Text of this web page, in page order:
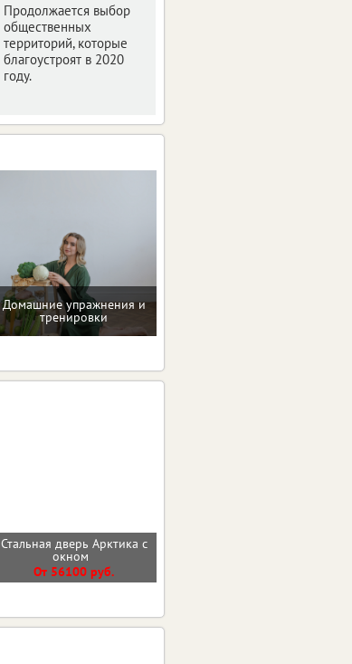
Продолжается выбор
общественных
территорий, которые
благоустроят в 2020
году.
Домашние упражнения и
тренировки
Стальная дверь Арктика с
окном
От 56100 руб.